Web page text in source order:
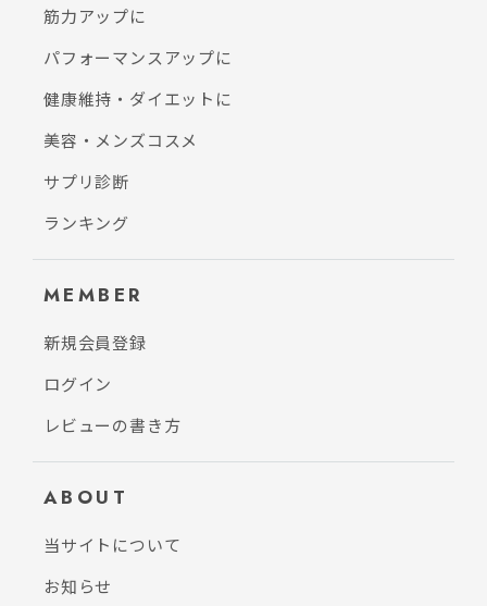
筋力アップに
パフォーマンスアップに
健康維持・ダイエットに
美容・メンズコスメ
サプリ診断
ランキング
MEMBER
新規会員登録
ログイン
レビューの書き方
ABOUT
当サイトについて
お知らせ